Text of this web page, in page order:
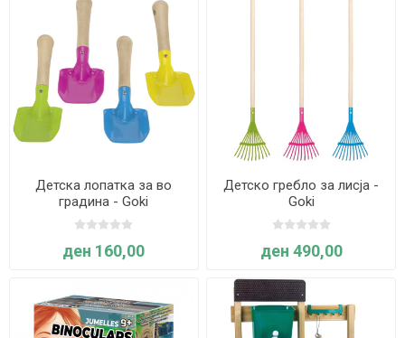
Детска лопатка за во
градина - Goki
ден 160,00
Детско гребло за лисја -
Goki
ден 490,00